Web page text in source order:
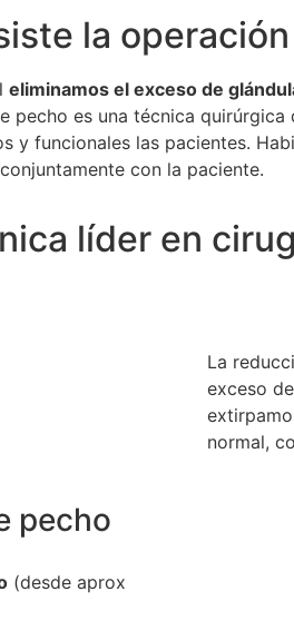
la
eliminamos el exceso de
pecho es una técnica quirúrgica
y funcionales las pacientes.
con la paciente.
líder en
La
exceso
normal,
pecho
(desde aprox